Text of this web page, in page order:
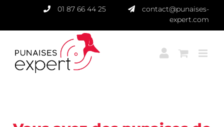
contenu
01 87 66 44 25
contact@punaises-
expert.com